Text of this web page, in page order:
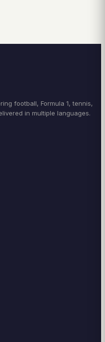
football, Formula 1, tennis,
in multiple languages.